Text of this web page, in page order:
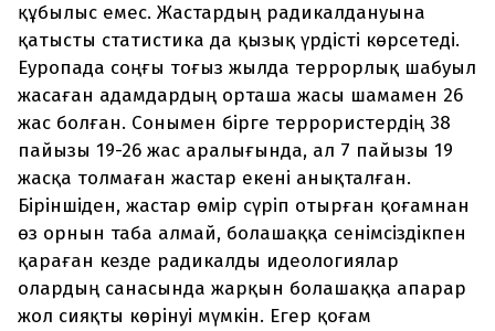
құбылыс емес. Жастардың радикалдануына
қатысты статистика да қызық үрдісті көрсетеді.
Еуропада соңғы тоғыз жылда террорлық шабуыл
жасаған адамдардың орташа жасы шамамен 26
жас болған. Сонымен бірге террористердің 38
пайызы 19-26 жас аралығында, ал 7 пайызы 19
жасқа толмаған жастар екені анықталған.
Біріншіден, жастар өмір сүріп отырған қоғамнан
өз орнын таба алмай, болашаққа сенімсіздікпен
қараған кезде радикалды идеологиялар
олардың санасында жарқын болашаққа апарар
жол сияқты көрінуі мүмкін. Егер қоғам